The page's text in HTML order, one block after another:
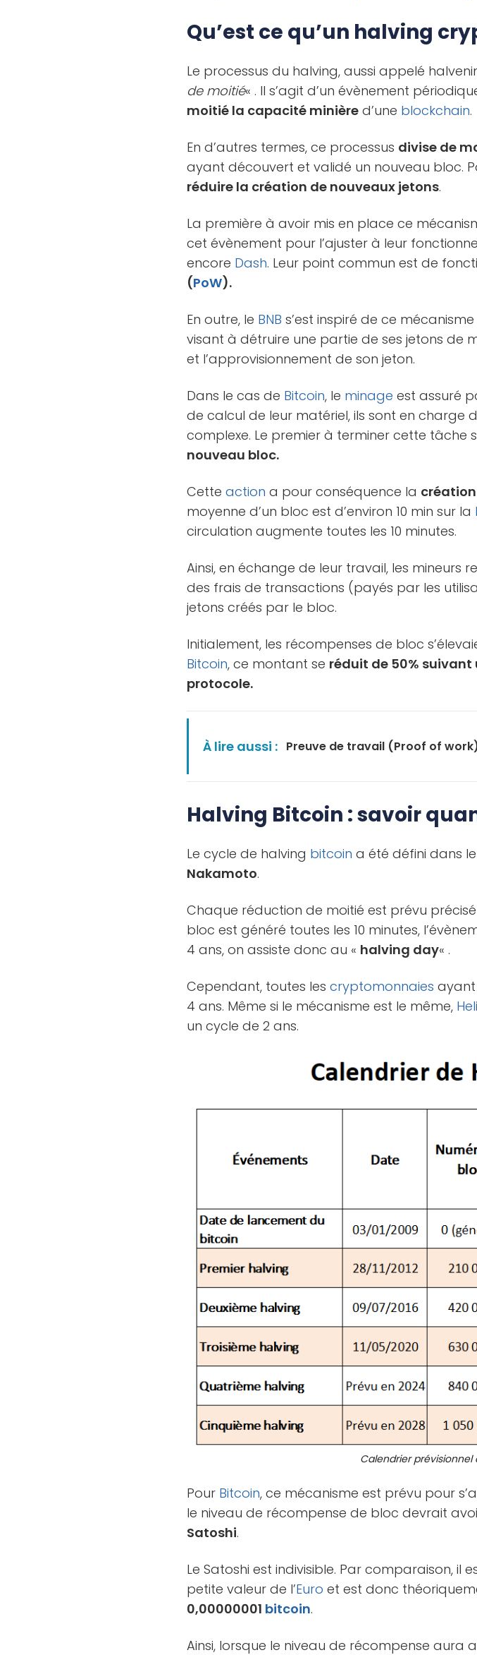
Qu’est ce qu’un halving
Le processus du halving, aussi appelé
de moitié« . Il s’agit d’un évènement
moitié la capacité minière d’une blockchain.
En d’autres termes, ce processus divise de
ayant découvert et validé un nouveau bloc.
réduire la création de nouveaux jetons.
La première à avoir mis en place ce
cet évènement pour l’ajuster à leur
encore Dash. Leur point commun est de
(PoW).
En outre, le BNB s’est inspiré de ce
visant à détruire une partie de ses jetons de
et l’approvisionnement de son jeton.
Dans le cas de Bitcoin, le minage est assuré
de calcul de leur matériel, ils sont en
complexe. Le premier à terminer cette tâche
nouveau bloc.
Cetteaction a pour conséquence la
moyenne d’un bloc est d’environ 10 min sur la
circulation augmente toutes les 10 minutes.
Ainsi, en échange de leur travail, les mineurs
des frais de transactions (payés par les
jetons créés par le bloc.
Initialement, les récompenses de bloc
Bitcoin, ce montant se réduit de 50%
protocole.
À lire aussi : Preuve de travail (Proof of
Halving Bitcoin : savoir
Le cycle de halving bitcoin a été défini dans
Nakamoto.
Chaque réduction de moitié est prévu
bloc est généré toutes les 10 minutes,
4 ans, on assiste donc au « halving day« .
Cependant, toutes lescryptomonnaies ayant
4 ans. Même si le mécanisme est le même,
un cycle de 2 ans.
Calendrier
Pour Bitcoin, ce mécanisme est prévu pour
le niveau de récompense de bloc devrait
Satoshi.
Le Satoshi est indivisible. Par comparaison, il
petite valeur de l’Euro et est donc
0,00000001 bitcoin.
Ainsi, lorsque le niveau de récompense aura